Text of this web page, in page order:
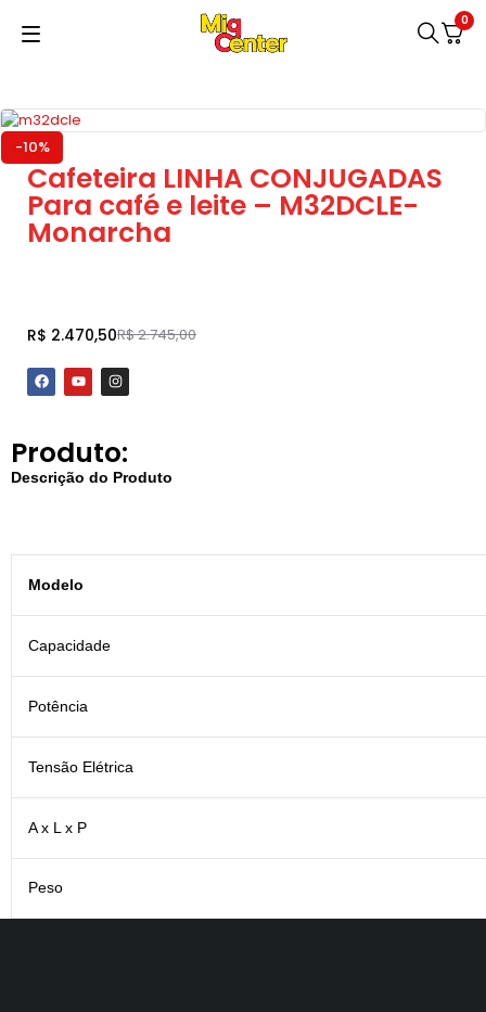
0
-10%
Cafeteira LINHA CONJUGADAS
Para café e leite – M32DCLE-
Monarcha
R$2.745,00
R$ 2.470,50
Produto:
Descrição do Produto
Modelo
Capacidade
Potência
Tensão Elétrica
A x L x P
Peso